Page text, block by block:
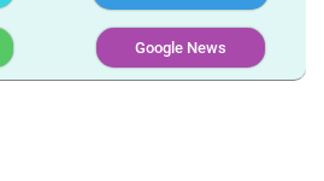
Google News